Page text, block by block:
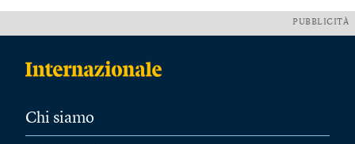
PUBBLICITÀ
Chi siamo